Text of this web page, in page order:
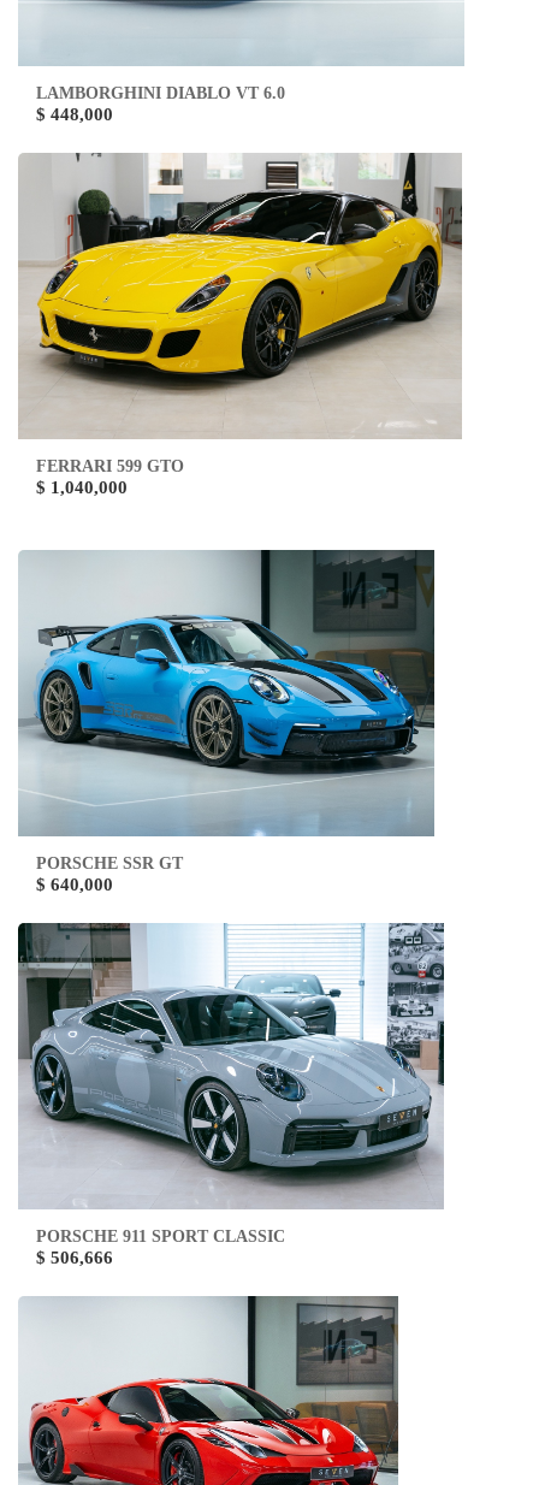
LAMBORGHINI DIABLO VT 6.0
$ 448,000
FERRARI 599 GTO
$ 1,040,000
PORSCHE SSR GT
$ 640,000
PORSCHE 911 SPORT CLASSIC
$ 506,666